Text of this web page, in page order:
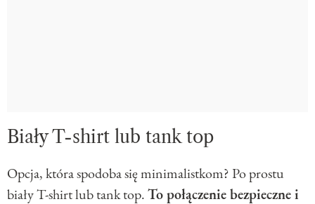
Biały T-shirt lub tank top
Opcja, która spodoba się minimalistkom? Po prostu
biały T-shirt lub tank top.To połączenie bezpieczne i